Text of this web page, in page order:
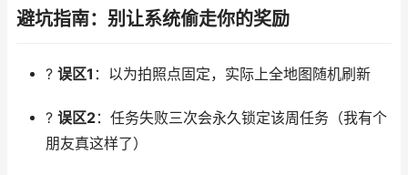
避坑指南：别让系统偷走你的奖励
? 误区1 ：以为拍照点固定，实际上全地图随机刷新
? 误区2：任务失败三次会永久锁定该周任务（我有个
朋友真这样了）